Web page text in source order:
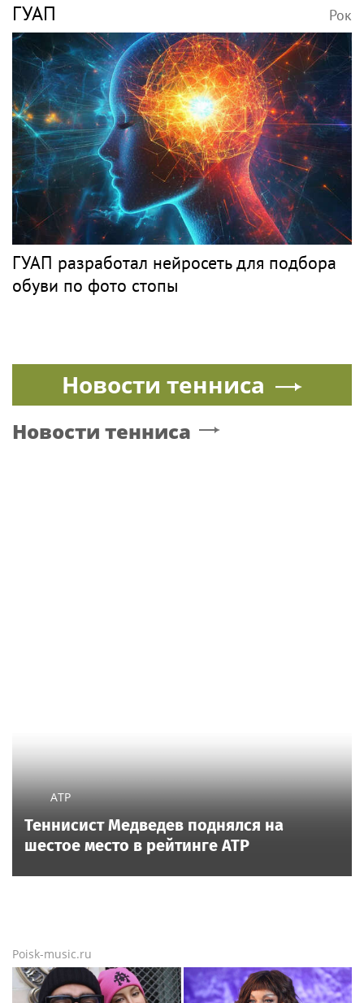
ГУАП Рок
ГУАП разработал нейросеть для подбора
обуви по фото стопы
Новости тенниса
Новости тенниса
ATP
Теннисист Медведев поднялся на
шестое место в рейтинге ATP
Poisk-music.ru